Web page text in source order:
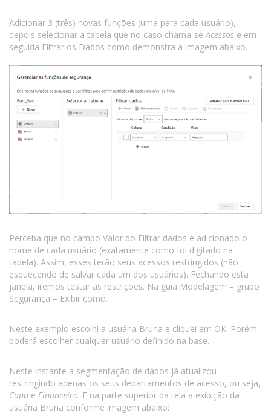
Adicionar 3 (três) novas funções (uma para cada usuário),
depois selecionar a tabela que no caso chama-seAcessos e em
seguida Filtrar os Dados como demonstra a imagem abaixo.
Perceba que no campo Valor do Filtrar dados é adicionado o
nome de cada usuário (exatamente como foi digitado na
tabela). Assim, esses terão seus acessos restringidos (não
esquecendo de salvar cada um dos usuários). Fechando esta
janela, iremos testar as restrições. Na guia Modelagem – grupo
Segurança – Exibir como.
Neste exemplo escolhi a usuária Bruna e cliquei em OK. Porém,
poderá escolher qualquer usuário definido na base.
Neste instante a segmentação de dados já atualizou
restringindo apenas os seus departamentos de acesso, ou seja,
Capa e Financeiro. E na parte superior da tela a exibição da
usuária Bruna conforme imagem abaixo: